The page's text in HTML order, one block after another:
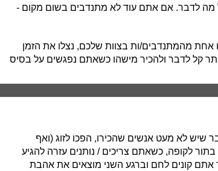
מה לדבר. אם אתם עוד לא מתנדבים בשום מקום -
אחת מהמתנדבים/ות בצוות שלכם, נצלו את הזמן
קל לדבר ולהכיר מישהו כשאתם נפגשים על בסיס
שיש לא מעט אנשים שהכירו, הפכו לזוג (ואף
לקופה, כשאתם צריכים / נותנים עזרה להגיע
קונים לחם וברגע השני מוצאים את אהבת